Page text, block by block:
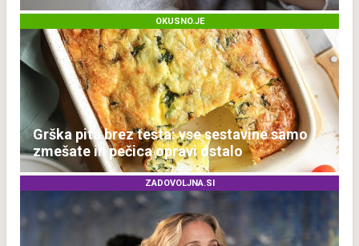
OKUSNO.JE
Grška pita brez testa: vse sestavine samo
zmešate in pečica opravi ostalo
ZADOVOLJNA.SI